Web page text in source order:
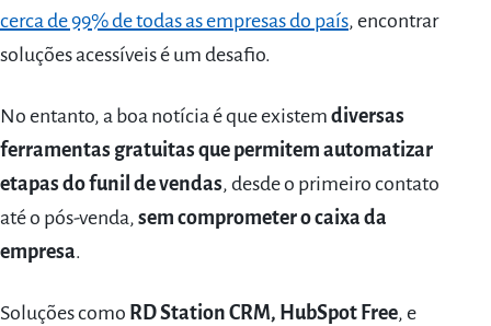
cerca de 99% de todas as empresas do país, encontrar
soluções acessíveis é um desafio.
No entanto, a boa notícia é que existem diversas
ferramentas gratuitas que permitem automatizar
etapas do funil de vendas, desde o primeiro contato
até o pós-venda, sem comprometer o caixa da
empresa.
Soluções como RD Station CRM, HubSpot Free, e